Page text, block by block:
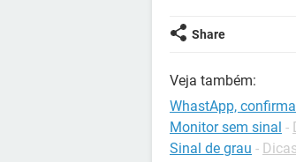
Share
Veja também:
WhastApp,
Monitor sem sinal -
Sinal de grau -